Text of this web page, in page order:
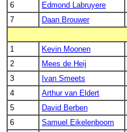
6
Edmond Labruyere
7
Daan Brouwer
1
Kevin Moonen
2
Mees de Heij
3
Ivan Smeets
4
Arthur van Eldert
5
David Berben
6
Samuel Eikelenboom